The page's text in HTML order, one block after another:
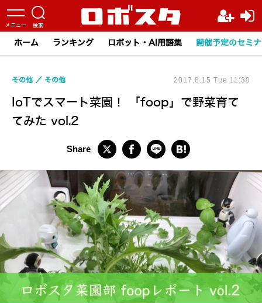
ホーム ランキング ロボット・AI用語集 開催予定のセミ
IoTでスマート菜園！ 「foop」で野菜育て
てみた vol.2
その他 その他 2017.8.15 Tue 11:30